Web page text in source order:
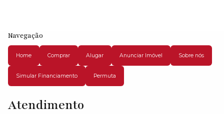
Navegação
Home Comprar Alugar Anunciar Imóvel Sobre nós
Simular Financiamento Permuta
Atendimento